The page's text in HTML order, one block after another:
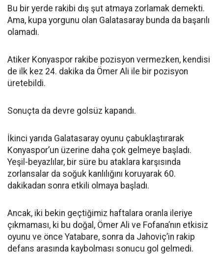
Bu bir yerde rakibi dış şut atmaya zorlamak demekti.
Ama, kupa yorgunu olan Galatasaray bunda da başarılı
olamadı.
Atiker Konyaspor rakibe pozisyon vermezken, kendisi
de ilk kez 24. dakika da Ömer Ali ile bir pozisyon
üretebildi.
Sonuçta da devre golsüz kapandı.
İkinci yarıda Galatasaray oyunu çabuklaştırarak
Konyaspor’un üzerine daha çok gelmeye başladı.
Yeşil-beyazlılar, bir süre bu ataklara karşısında
zorlansalar da soğuk kanlılığını koruyarak 60.
dakikadan sonra etkili olmaya başladı.
Ancak, iki bekin geçtiğimiz haftalara oranla ileriye
çıkmaması, ki bu doğal, Ömer Ali ve Fofana’nın etkisiz
oyunu ve önce Yatabare, sonra da Jahoviç’in rakip
defans arasında kaybolması sonucu gol gelmedi.